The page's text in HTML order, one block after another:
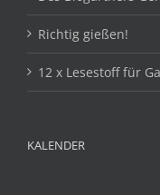
Richtig gießen!
12 x Lesestoff für
KALENDER